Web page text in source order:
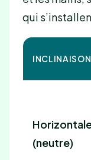
qui
INCLINAISON
(neutre)